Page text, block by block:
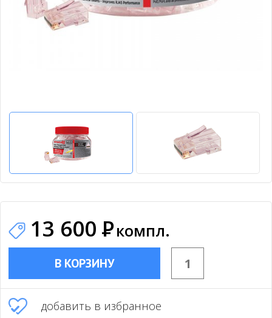
13 600 Ркомпл.
В КОРЗИНУ
добавить в избранное